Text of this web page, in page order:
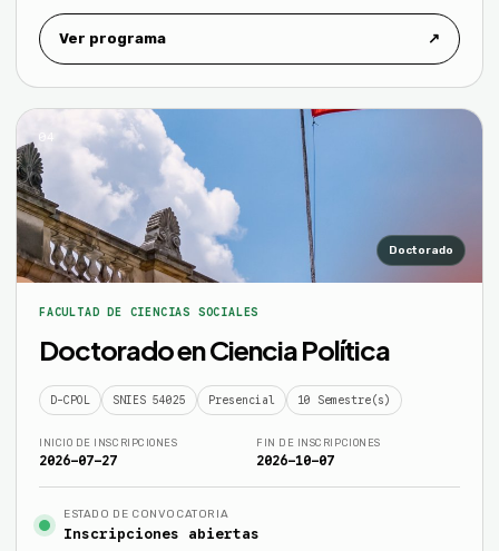
Ver programa ↗
04
Doctorado
FACULTAD DE CIENCIAS SOCIALES
Doctorado en Ciencia Política
D-CPOL SNIES 54025 Presencial 10 Semestre(s)
INICIO DE INSCRIPCIONES
2026-07-27
FIN DE INSCRIPCIONES
2026-10-07
ESTADO DE CONVOCATORIA
Inscripciones abiertas